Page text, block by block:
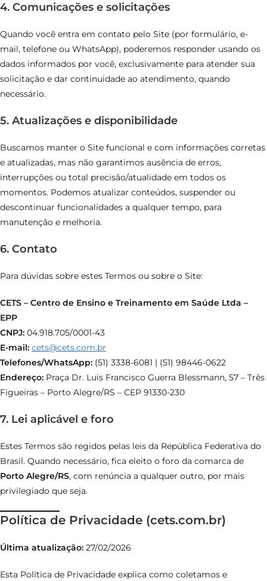
4. Comunicações e solicitações
Quando você entra em contato pelo Site (por formulário, e-
mail, telefone ou WhatsApp), poderemos responder usando os
dados informados por você, exclusivamente para atender sua
solicitação e dar continuidade ao atendimento, quando
necessário.
5. Atualizações e disponibilidade
Buscamos manter o Site funcional e com informações corretas
e atualizadas, mas não garantimos ausência de erros,
interrupções ou total precisão/atualidade em todos os
momentos. Podemos atualizar conteúdos, suspender ou
descontinuar funcionalidades a qualquer tempo, para
manutenção e melhoria.
6. Contato
Para dúvidas sobre estes Termos ou sobre o Site:
CETS – Centro de Ensino e Treinamento em Saúde Ltda –
EPP
CNPJ: 04.918.705/0001-43
E-mail: cets@cets.com.br
Telefones/WhatsApp: (51) 3338-6081 | (51) 98446-0622
Endereço: Praça Dr. Luis Francisco Guerra Blessmann, 57 – Três
Figueiras – Porto Alegre/RS – CEP 91330-230
7. Lei aplicável e foro
Estes Termos são regidos pelas leis da República Federativa do
Brasil. Quando necessário, fica eleito o foro da comarca de
Porto Alegre/RS, com renúncia a qualquer outro, por mais
privilegiado que seja.
Política de Privacidade (cets.com.br)
Última atualização: 27/02/2026
Esta Política de Privacidade explica como coletamos e